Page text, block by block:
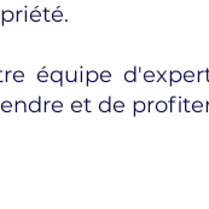
équipe
et de